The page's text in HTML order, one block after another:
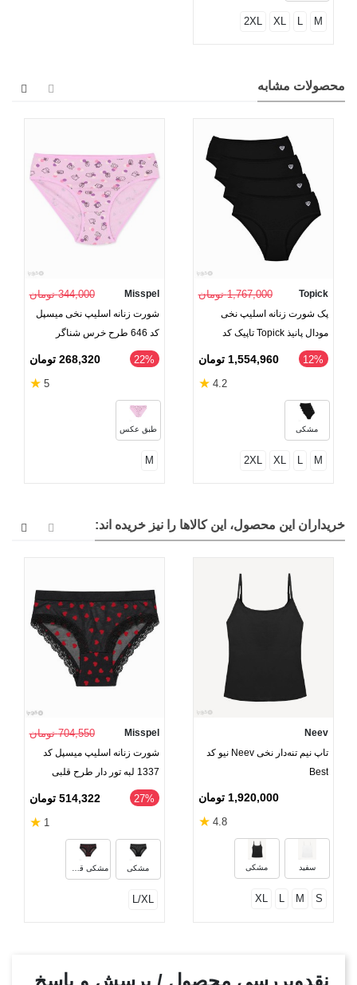
M
L
XL
2XL
محصولات مشابه
Topick 1,767,000 تومان
پک شورت زنانه اسلیپ نخی
مودال پانیذ Topick تاپیک کد
2015 - بسته 4 عددی
‎12% 1,554,960 تومان
4.2
★
مشکی
M
L
XL
2XL
Misspel 344,000 تومان
شورت زنانه اسلیپ نخی میسپل
کد 646 طرح خرس شناگر
‎22% 268,320 تومان
5
★
طبق عکس
M
خریداران این محصول، این کالاها را نیز خریده اند:
Neev
تاپ نیم تنه‌دار نخی Neev نیو کد
Best
1,920,000 تومان
4.8
★
سفید مشکی
S
M
L
XL
Misspel 704,550 تومان
شورت زنانه اسلیپ میسپل کد
1337 لبه تور دار طرح قلبی
‎27% 514,322 تومان
1
★
مشکی مشکی قرمز
L/XL